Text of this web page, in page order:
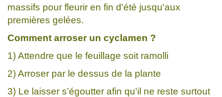
massifs pour fleurir en fin d'été jusqu'aux
premières gelées.
Comment arroser un cyclamen ?
1) Attendre que le feuillage soit ramolli
2) Arroser par le dessus de la plante
3) Le laisser s’égoutter afin qu'il ne reste surtout